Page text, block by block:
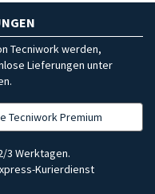
Tecniwork werden,
Lieferungen unter
Tecniwork Premium
3 Werktagen.
Kurierdienst